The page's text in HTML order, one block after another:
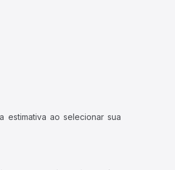
ao selecionar sua